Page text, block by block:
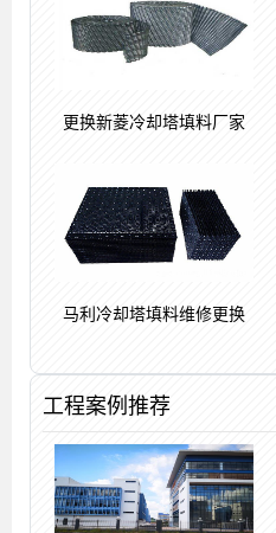
更换新菱冷却塔填料厂家
马利冷却塔填料维修更换
工程案例推荐